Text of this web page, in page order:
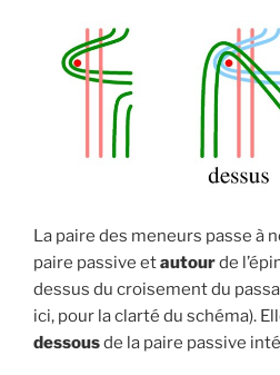
La paire des meneurs passe à
paire passive etautourde
dessus du croisement du
ici, pour la clarté du schéma).
dessousde la paire passive